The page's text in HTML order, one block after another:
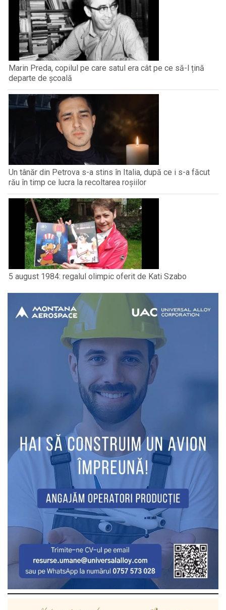
Marin Preda, copilul pe care satul era cât pe ce să-l țină
departe de școală
Un tânăr din Petrova s-a stins în Italia, după ce i s-a făcut
rău în timp ce lucra la recoltarea roșiilor
5 august 1984: regalul olimpic oferit de Kati Szabo